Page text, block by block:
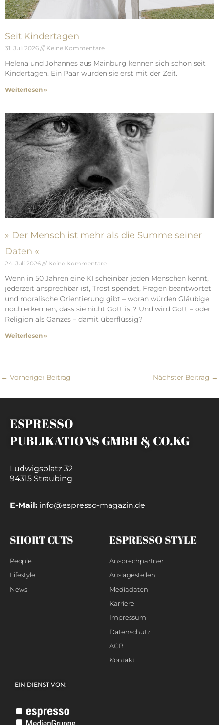
Seit Kindertagen
31. Juli 2026 Keine Kommentare
Helena und Johannes aus Mainburg kennen sich schon seit
Kindertagen. Ein Paar wurden sie erst mit der Zeit.
Weiterlesen »
» Der Mensch ist mehr als die Summe seiner
Daten «
24. Juli 2026 Keine Kommentare
Wenn in 50 Jahren eine KI scheinbar jeden Menschen kennt,
jederzeit ansprechbar ist, Trost spendet, Fragen beantwortet
und moralische Orientierung gibt – woran würden Gläubige
noch erkennen, dass sie nicht Gott ist? Und wird Gott – oder
Religion als Ganzes – damit überflüssig?
Weiterlesen »
← Vorheriger Beitrag Nächster Beitrag →
ESPRESSO
PUBLIKATIONS GMBH & CO.KG
Ludwigsplatz 32
94315 Straubing
E-Mail: info@espresso-magazin.de
SHORT CUTS
People
Lifestyle
News
ESPRESSO STYLE
Ansprechpartner
Auslagestellen
Mediadaten
Karriere
Impressum
Datenschutz
AGB
Kontakt
EIN DIENST VON: